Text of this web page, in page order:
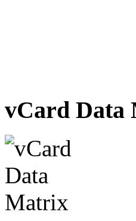
vCard Data